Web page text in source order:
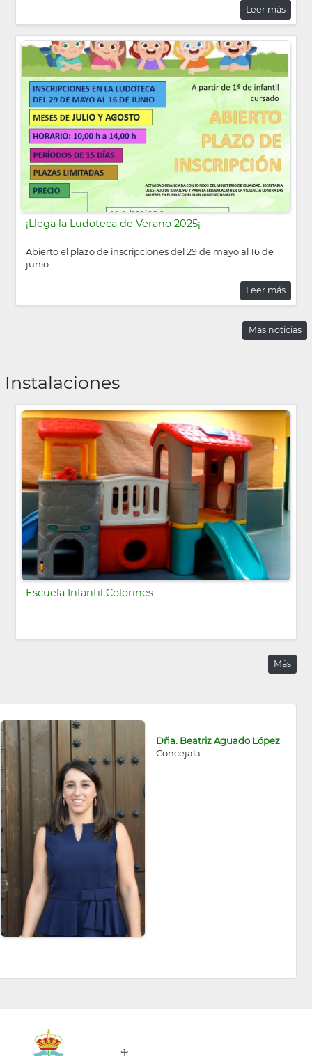
Dña. Beatriz Aguado López
Concejala
Leer más
¡Llega la Ludoteca de Verano 2025¡
Abierto el plazo de inscripciones del 29 de mayo al 16 de
junio
Leer más
Más noticias
Instalaciones
Escuela Infantil Colorines
Más